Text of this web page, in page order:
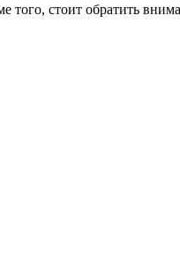
того, стоит обратить